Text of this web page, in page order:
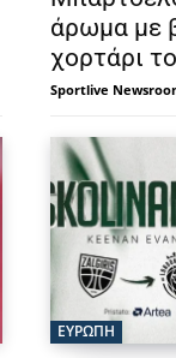
άρωμα με
χορτάρι
Sportlive
ΕΥΡΩΠΗ